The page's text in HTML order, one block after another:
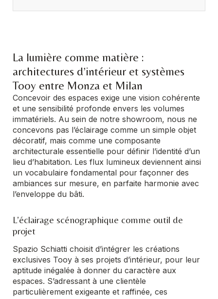
La lumière comme matière :
architectures d’intérieur et systèmes
Tooy entre Monza et Milan
Concevoir des espaces exige une vision cohérente
et une sensibilité profonde envers les volumes
immatériels. Au sein de notre showroom, nous ne
concevons pas l’éclairage comme un simple objet
décoratif, mais comme une composante
architecturale essentielle pour définir l’identité d’un
lieu d’habitation. Les flux lumineux deviennent ainsi
un vocabulaire fondamental pour façonner des
ambiances sur mesure, en parfaite harmonie avec
l’enveloppe du bâti.
L’éclairage scénographique comme outil de
projet
Spazio Schiatti choisit d’intégrer les créations
exclusives Tooy à ses projets d’intérieur, pour leur
aptitude inégalée à donner du caractère aux
espaces. S’adressant à une clientèle
particulièrement exigeante et raffinée, ces